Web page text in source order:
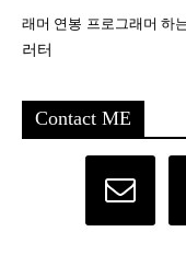
래머 연봉 프로그래머 하
러터
Contact ME